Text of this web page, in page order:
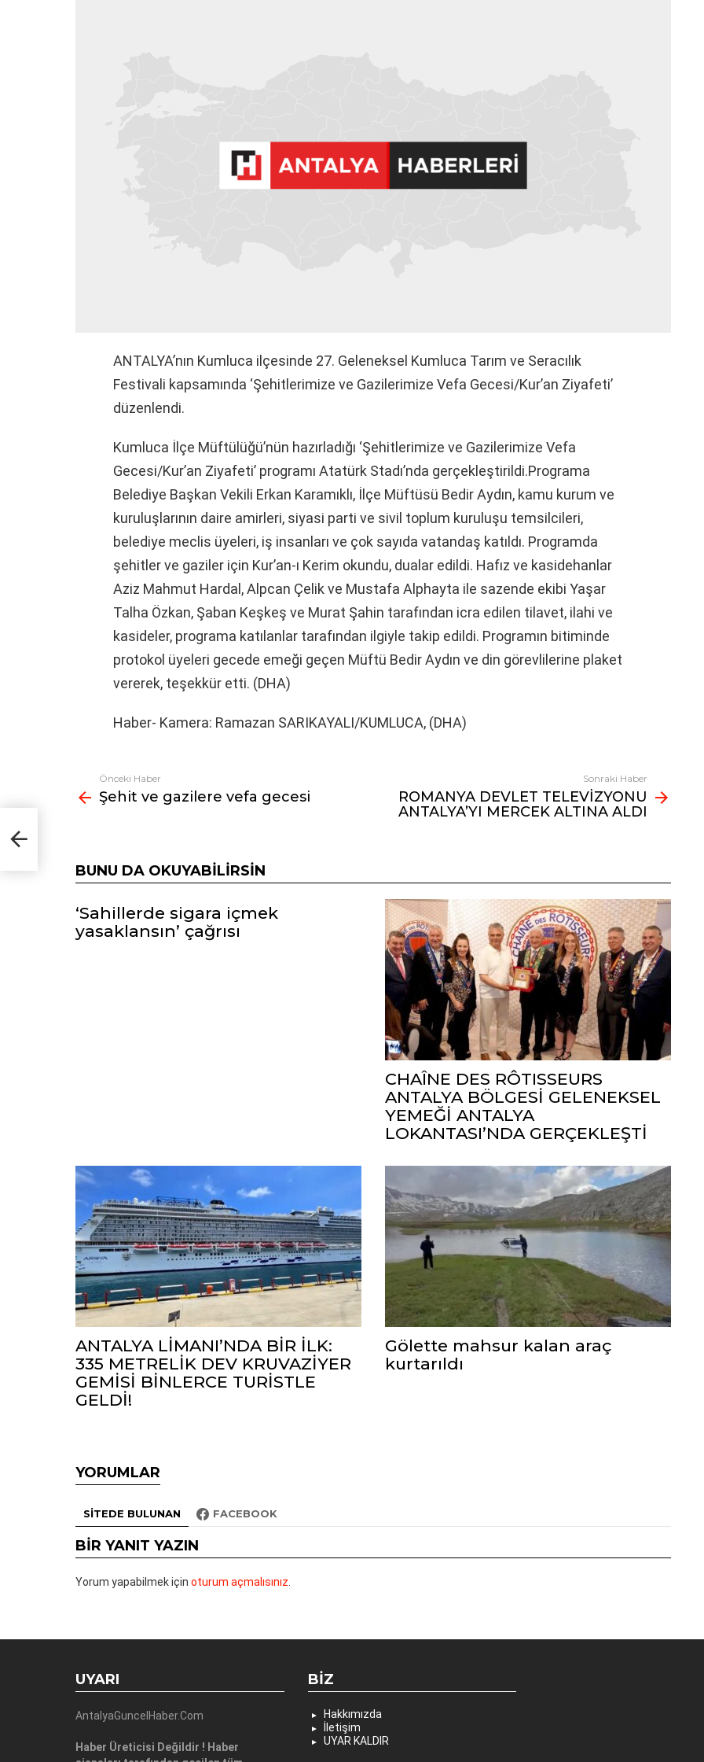
ANTALYA’nın Kumluca ilçesinde 27. Geleneksel Kumluca Tarım ve Seracılık
Festivali kapsamında ‘Şehitlerimize ve Gazilerimize Vefa Gecesi/Kur’an Ziyafeti’
düzenlendi.
Kumluca İlçe Müftülüğü’nün hazırladığı ‘Şehitlerimize ve Gazilerimize Vefa
Gecesi/Kur’an Ziyafeti’ programı Atatürk Stadı’nda gerçekleştirildi.Programa
Belediye Başkan Vekili Erkan Karamıklı, İlçe Müftüsü Bedir Aydın, kamu kurum ve
kuruluşlarının daire amirleri, siyasi parti ve sivil toplum kuruluşu temsilcileri,
belediye meclis üyeleri, iş insanları ve çok sayıda vatandaş katıldı. Programda
şehitler ve gaziler için Kur’an-ı Kerim okundu, dualar edildi. Hafız ve kasidehanlar
Aziz Mahmut Hardal, Alpcan Çelik ve Mustafa Alphayta ile sazende ekibi Yaşar
Talha Özkan, Şaban Keşkeş ve Murat Şahin tarafından icra edilen tilavet, ilahi ve
kasideler, programa katılanlar tarafından ilgiyle takip edildi. Programın bitiminde
protokol üyeleri gecede emeği geçen Müftü Bedir Aydın ve din görevlilerine plaket
vererek, teşekkür etti. (DHA)
Haber- Kamera: Ramazan SARIKAYALI/KUMLUCA, (DHA)
Fazlasına
bak
Önceki Haber
Şehit ve gazilere vefa gecesi
Sonraki Haber
ROMANYA DEVLET TELEVİZYONU
ANTALYA’YI MERCEK ALTINA ALDI
BUNU DA OKUYABILIRSIN
‘Sahillerde sigara içmek
yasaklansın’ çağrısı
CHAÎNE DES RÔTISSEURS
ANTALYA BÖLGESİ GELENEKSEL
YEMEĞİ ANTALYA
LOKANTASI’NDA GERÇEKLEŞTİ
ANTALYA LİMANI’NDA BİR İLK:
335 METRELİK DEV KRUVAZİYER
GEMİSİ BİNLERCE TURİSTLE
GELDİ!
Gölette mahsur kalan araç
kurtarıldı
YORUMLAR
SITEDE BULUNAN FACEBOOK
BIR YANIT YAZIN
Yorum yapabilmek için oturum açmalısınız
UYARI
AntalyaGuncelHaber.Com
Haber Üreticisi Değildir ! Haber
BIZ
Hakkımızda
İletişim
UYAR KALDIR